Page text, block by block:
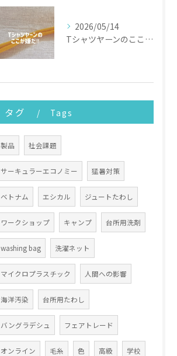
2026/05/14
Tシャツヤーンのここが嫌だ
タグ Tags
製品 社会課題
サーキュラーエコノミー 猛暑対策
ベトナム エシカル ジュートたわし
ワークショップ キャンプ 台所用洗剤
washing bag 洗濯ネット
マイクロプラスチック 人間への影響
海洋汚染 台所用たわし
バングラデシュ フェアトレード
オンライン 毛糸 色 高級 学校